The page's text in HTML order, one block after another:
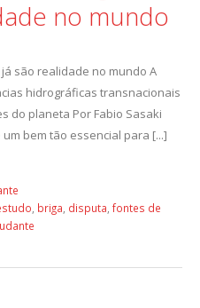
no mundo
são realidade no mundo A
hidrográficas transnacionais
do planeta Por Fabio Sasaki
bem tão essencial para [...]
briga disputa fontes de